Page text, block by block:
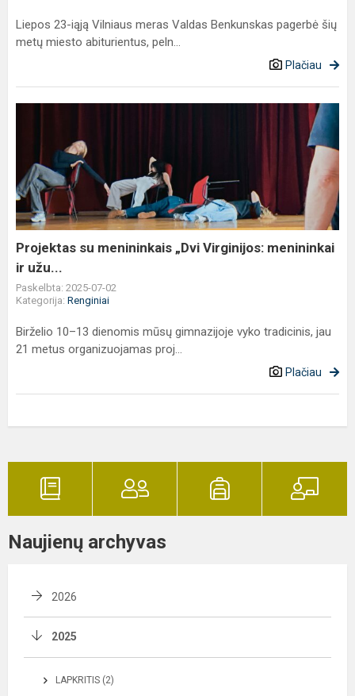
Liepos 23-iąją Vilniaus meras Valdas Benkunskas pagerbė šių
metų miesto abiturientus, peln...
Plačiau
menininkais
„Dvi
Virginijos:
menininkai
ir
užu...
Projektas su menininkais „Dvi Virginijos: menininkai
ir užu...
Paskelbta: 2025-07-02
Kategorija: Renginiai
Birželio 10–13 dienomis mūsų gimnazijoje vyko tradicinis, jau
21 metus organizuojamas proj...
Plačiau
Naujienų archyvas
2026
2025
LAPKRITIS (2)